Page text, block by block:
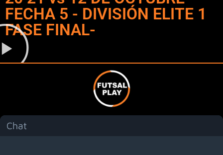
FECHA 5 - DIVISIÓN ELITE 1
FASE FINAL-
Chat